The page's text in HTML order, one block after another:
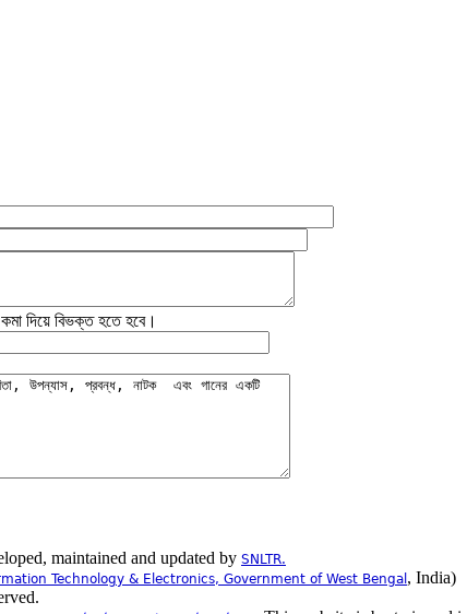
দিয়ে বিভক্ত হতে হবে।
maintained and updated by SNLTR.
Technology & Electronics, Government of West Bengal , India)